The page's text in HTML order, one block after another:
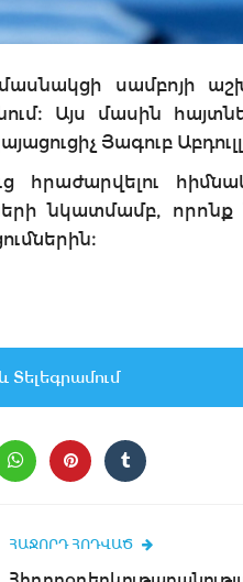
սամբոյի
Այս մասին
Յագուբ
հրաժարվելու
նկատմամբ, որոնք
Տելեգրամում
ՀԱՋՈՐԴ ՀՈԴՎԱԾ